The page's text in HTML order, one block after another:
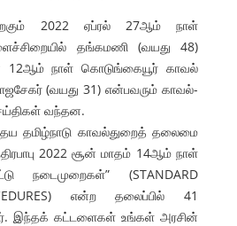
2022 ஏப்ரல் 27ஆம் நாள்
தங்கமணி (வயது 48)
12ஆம் நாள் கொடுங்கையூர் காவல்
(வயது 31) என்பவரும் காவல்-
வந்தன.
தமிழ்நாடு காவல்துறைத் தலைமை
2022 சூன் மாதம் 14ஆம் நாள்
நடைமுறைகள்” (STANDARD
என்ற தலைப்பில் 41
இந்தக் கட்டளைகள் உங்கள் அரசின்